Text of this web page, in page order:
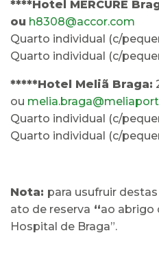
****Hotel MERCURE
ou h8308@accor.com
Quarto individual (c/
Quarto individual (c/
*****Hotel Meliã Braga:
ou
Quarto individual (c/
Quarto individual (c/
Nota: para usufruir
ato de reserva “ao abrigo
Hospital de Braga”.